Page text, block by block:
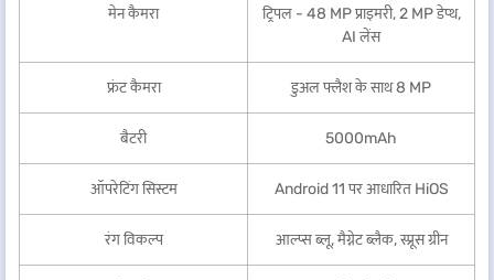
मेन कैमरा
ट्रिपल - 48 MP प्राइमरी, 2 MP डेप्थ,
AI लेंस
फ्रंट कैमरा डुअल फ्लैश के साथ 8 MP
बैटरी 5000mAh
ऑपरेटिंग सिस्टम Android 11 पर आधारित HiOS
रंग विकल्प आल्प्स ब्लू, मैग्नेट ब्लैक, स्प्रूस ग्रीन